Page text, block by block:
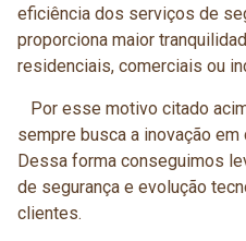
eficiência dos serviços de
proporciona maior
residenciais, comerciais ou
Por esse motivo citado
sempre busca a inovação em
Dessa forma conseguimos
de segurança e evolução
clientes.